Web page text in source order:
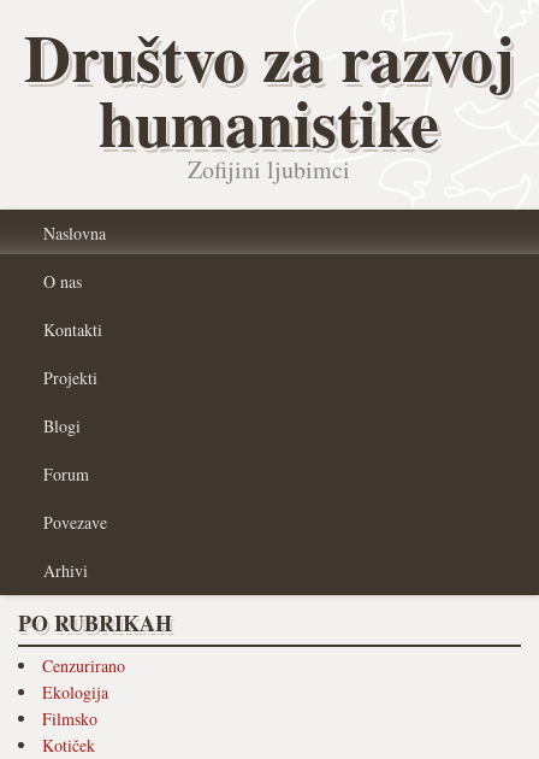
Društvo za razvoj
humanistike
Zofijini ljubimci
Naslovna
O nas
Kontakti
Projekti
Blogi
Forum
Povezave
Arhivi
PO RUBRIKAH
Cenzurirano
Ekologija
Filmsko
Kotiček